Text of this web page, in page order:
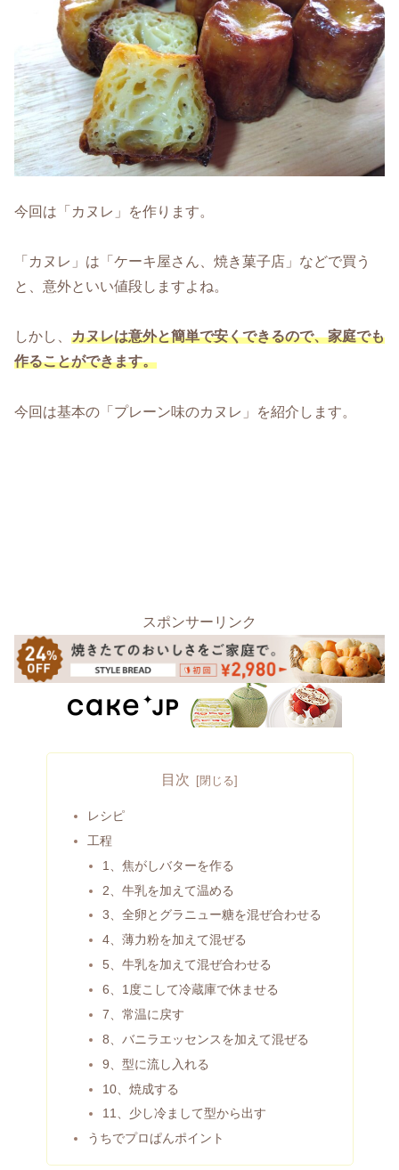
今回は「カヌレ」を作ります。
「カヌレ」は「ケーキ屋さん、焼き菓子店」などで買う
と、意外といい値段しますよね。
しかし、 カヌレは意外と簡単で安くできるので、家庭でも
作ることができます。
今回は基本の「プレーン味のカヌレ」を紹介します。
スポンサーリンク
目次
レシピ
工程
1、焦がしバターを作る
2、牛乳を加えて温める
3、全卵とグラニュー糖を混ぜ合わせる
4、薄力粉を加えて混ぜる
5、牛乳を加えて混ぜ合わせる
6、1度こして冷蔵庫で休ませる
7、常温に戻す
8、バニラエッセンスを加えて混ぜる
9、型に流し入れる
10、焼成する
11、少し冷まして型から出す
うちでプロぱんポイント